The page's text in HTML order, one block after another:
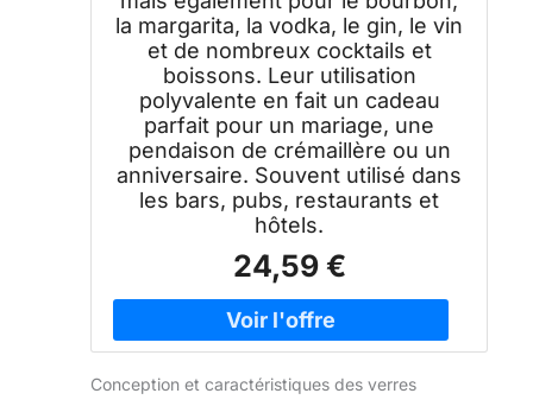
crémaillère
la margarita, la vodka, le gin, le vin
et de nombreux cocktails et
boissons. Leur utilisation
polyvalente en fait un cadeau
parfait pour un mariage, une
pendaison de crémaillère ou un
anniversaire. Souvent utilisé dans
les bars, pubs, restaurants et
hôtels.
24,59 €
Conception et caractéristiques des verres